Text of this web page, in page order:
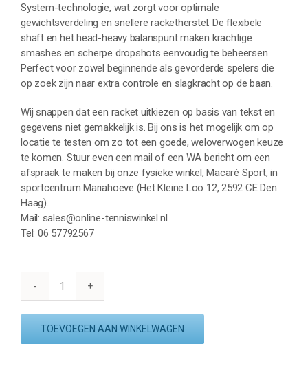
System-technologie, wat zorgt voor optimale
gewichtsverdeling en snellere racketherstel. De flexibele
shaft en het head-heavy balanspunt maken krachtige
smashes en scherpe dropshots eenvoudig te beheersen.
Perfect voor zowel beginnende als gevorderde spelers die
op zoek zijn naar extra controle en slagkracht op de baan.
Wij snappen dat een racket uitkiezen op basis van tekst en
gegevens niet gemakkelijk is. Bij ons is het mogelijk om op
locatie te testen om zo tot een goede, weloverwogen keuze
te komen. Stuur even een mail of een WA bericht om een
afspraak te maken bij onze fysieke winkel, Macaré Sport, in
sportcentrum Mariahoeve (Het Kleine Loo 12, 2592 CE Den
Haag).
Mail: sales@online-tenniswinkel.nl
Tel: 06 57792567
YONEX
01
TOEVOEGEN AAN WINKELWAGEN